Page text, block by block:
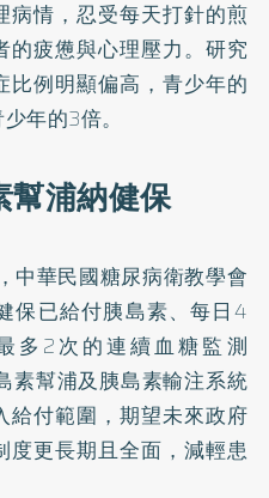
病情，忍受每天打針的煎
的疲憊與心理壓力。研究
比例明顯偏高，青少年的
年的3倍。
幫浦納健保
中華民國糖尿病衛教學會
保已給付胰島素、每日4
多2次的連續血糖監測
素幫浦及胰島素輸注系統
給付範圍，期望未來政府
度更長期且全面，減輕患